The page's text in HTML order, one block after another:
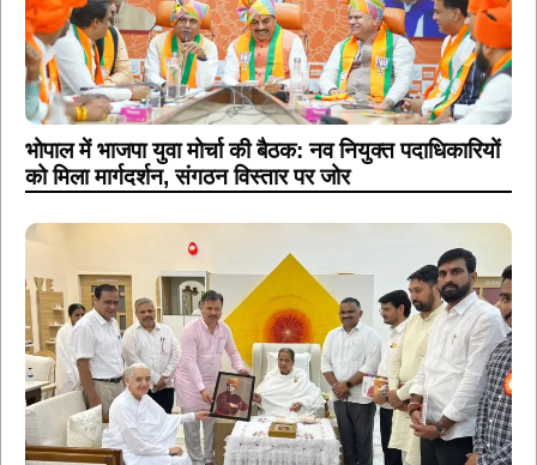
भोपाल में भाजपा युवा मोर्चा की बैठक: नव नियुक्त पदाधिकारियों
को मिला मार्गदर्शन, संगठन विस्तार पर जोर